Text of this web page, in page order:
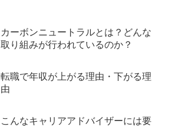
カーボンニュートラルとは？どんな
取り組みが行われているのか？
転職で年収が上がる理由・下がる理
由
こんなキャリアアドバイザーには要